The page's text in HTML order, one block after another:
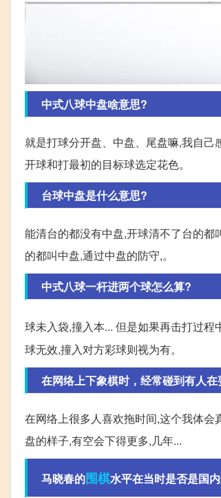
中式八球中盘啥意思?
就是打球分开盘、中盘、尾盘嘛,我自
开球和打最初的目标球选定花色。
台球中盘是什么意思?
能清台的都没有中盘,开球清不了台的
的都叫中盘,通过中盘的防守,。
中式八球一杆进两个球怎么算?
球未入袋,撞入本... 但是如果再击打过
球无效,撞入对方彩球则视为有。
在网络上下象棋时，经常碰到有人
在网络上很多人喜欢拖时间,这个我体
盘的样子,有空会下得更多,几年...
马晓春的围棋水平在当时是否是国